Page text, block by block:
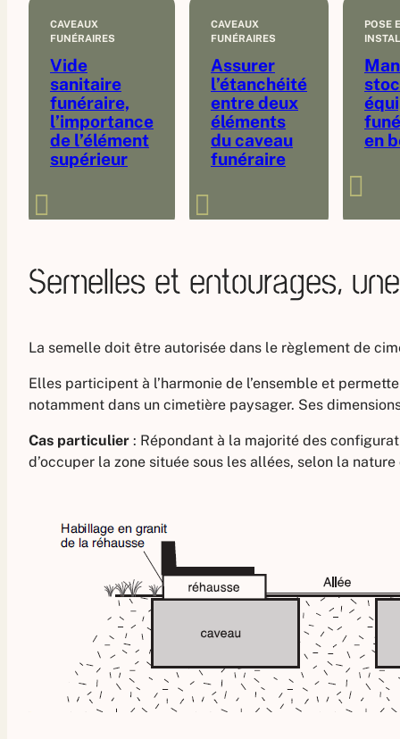
CAVEAUX
FUNÉRAIRES
Vide
sanitaire
funéraire,
l’importance
de l’élément
supérieur
CAVEAUX
FUNÉRAIRES
Assurer
l’étanchéité
entre deux
éléments
du caveau
funéraire
POSE
en
Semelles et entourages,
La semelle doit être autorisée dans le règlement de
Elles participent à l’harmonie de l’ensemble et
notamment dans un cimetière paysager. Ses
Cas particulier : Répondant à la majorité des
d’occuper la zone située sous les allées, selon la